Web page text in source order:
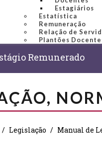
Estagiários
Estatística
Remuneração
Relação de
Plantões
Remunerado
Legislação Manual de